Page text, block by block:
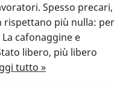
Spesso precari,
rispettano più nulla: per
cafonaggine e
libero, più libero
tutto »